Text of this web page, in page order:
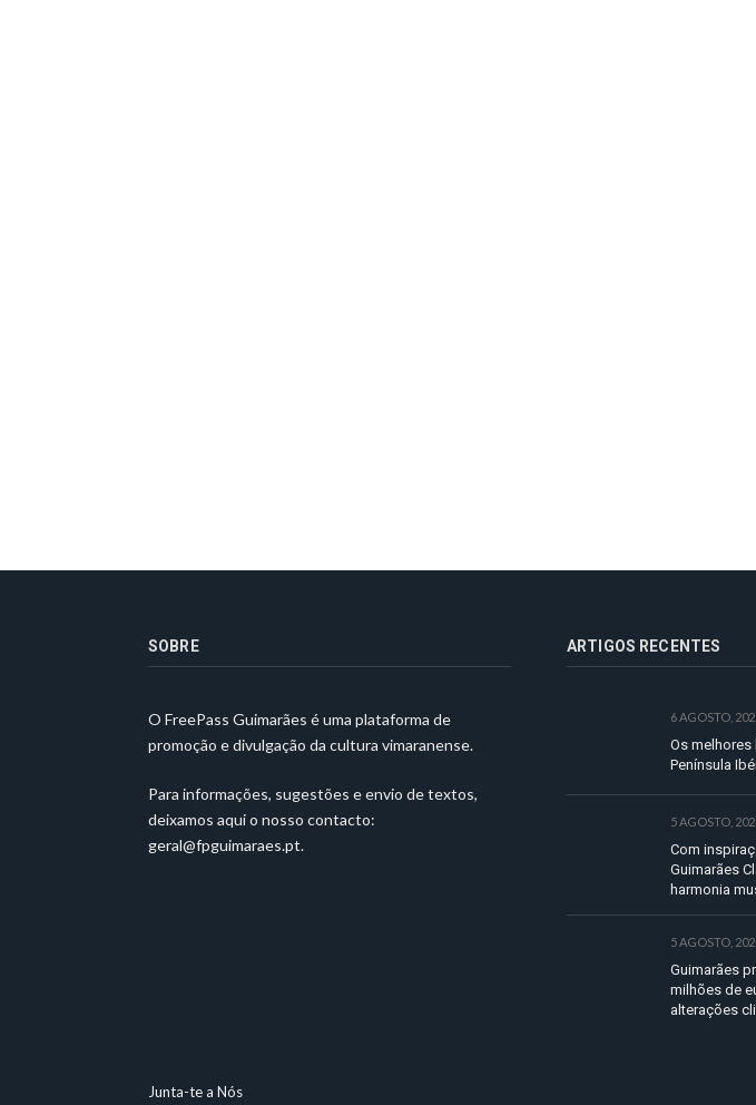
SOBRE
O FreePass Guimarães é uma plataforma de
promoção e divulgação da cultura vimaranense.
Para informações, sugestões e envio de textos,
deixamos aqui o nosso contacto:
geral@fpguimaraes.pt.
ARTIGOS RECENTES
6 AGOSTO,
Os melhores
Península
5 AGOSTO,
Com
Guimarães
harmonia
5 AGOSTO,
Guimarães
milhões de
alterações
Junta-te a Nós